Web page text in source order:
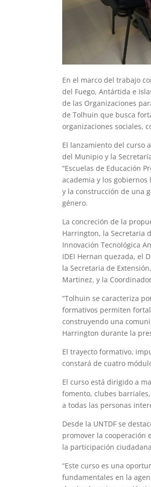
En el marco del trabajo
del Fuego, Antártida e
de las Organizaciones
de Tolhuin que busca
organizaciones sociales,
El lanzamiento del curso
del Munipio y la
“Escuelas de Educación
academia y los
y la construcción de una
género.
La concreción de la
Harrington, la Secretaria
Innovación Tecnológica
IDEI Hernan quezada, el
la Secretaria de
Martinez, y la
“Tolhuin se caracteriza
formativos permiten
construyendo una
Harrington durante la
El trayecto formativo,
constará de cuatro
El curso está dirigido a
fomento, clubes
a todas las personas
Desde la UNTDF se
promover la cooperación
la participación
“Este curso es una
fundamentales en la